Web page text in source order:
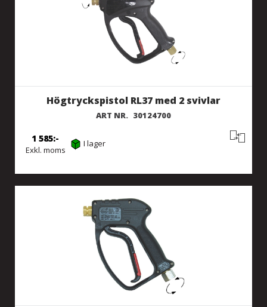
Högtryckspistol RL37 med 2 svivlar
ART NR. 30124700
Exkl. moms
1 585 I lager